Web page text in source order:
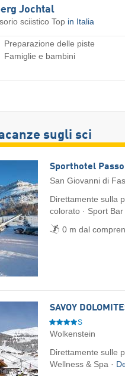
Jochtal
sciistico Top in Italia
Preparazione delle piste
Famiglie e bambini
sugli sci
Sporthotel
San Giovanni di
Direttamente sulla
colorato · Sport Bar
0 m dal
SAVOY
S
Wolkenstein
Direttamente sulle
Wellness & Spa ·